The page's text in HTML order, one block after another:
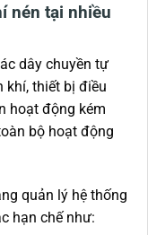
nén tại nhiều
dây chuyền tự
khí, thiết bị điều
hoạt động kém
bộ hoạt động
quản lý hệ thống
hạn chế như: